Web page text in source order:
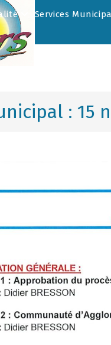
Services
: 15